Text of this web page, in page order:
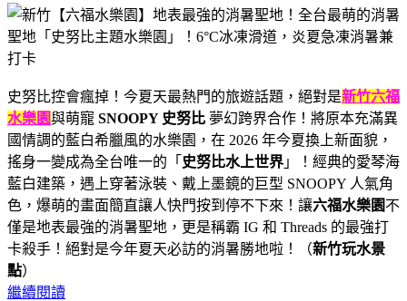
史努比控會瘋掉！今夏天最熱門的旅遊話題，絕對是新竹六福
水樂園與萌寵 SNOOPY 史努比 夢幻跨界合作！將原本充滿異
國情調的藍白希臘風的水樂園，在 2026 年今夏換上新面貌，
搖身一變成為全台唯一的「 史努比水上世界 」！經典的愛琴海
藍白建築，遇上穿著泳裝、戴上墨鏡的巨型 SNOOPY 人氣角
色，爆萌的畫面簡直讓人快門按到停不下來！讓六福水樂園不
僅是地表最強的消暑聖地，更是稱霸 IG 和 Threads 的最強打
卡殺手！絕對是今年夏天必訪的消暑勝地啦！（新竹玩水景
點）
繼續閱讀